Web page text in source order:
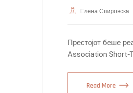
Елена Спировска
Престојот беше
Association Short-
Read More